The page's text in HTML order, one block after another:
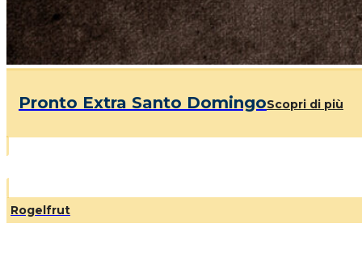
Pronto Extra Santo DomingoScopri di più
Rogelfrut